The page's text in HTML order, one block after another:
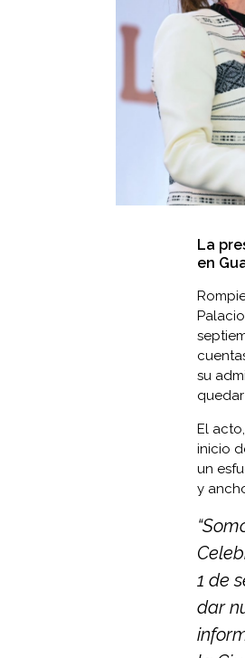
La
en
su
El
inicio
un
y
1 de
dar